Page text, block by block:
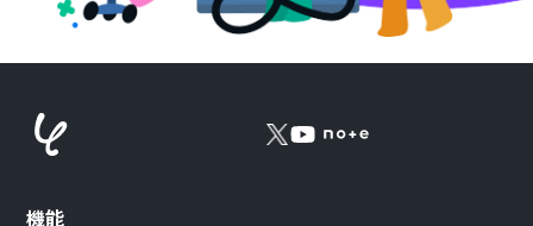
機能